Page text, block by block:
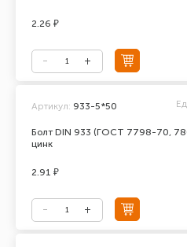
2.26 ₽
Болт DIN 933 (ГОСТ 7798-70,
цинк
Артикул: 933-5*50
2.91 ₽